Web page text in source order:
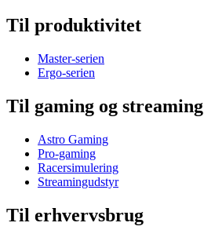
Til produktivitet
Master-serien
Ergo-serien
Til gaming og streaming
Astro Gaming
Pro-gaming
Racersimulering
Streamingudstyr
Til erhvervsbrug